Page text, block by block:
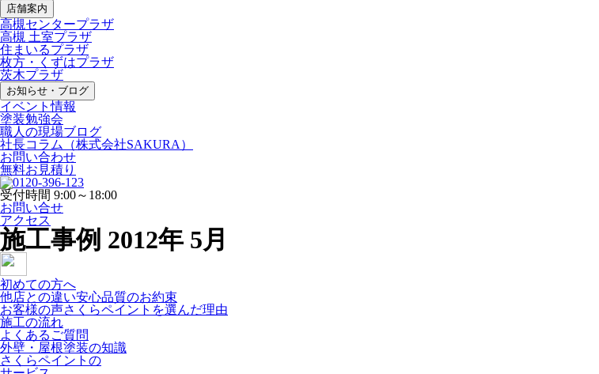
店舗案内
高槻センタープラザ
高槻 土室プラザ
住まいるプラザ
枚方・くずはプラザ
茨木プラザ
お知らせ・ブログ
イベント情報
塗装勉強会
職人の現場ブログ
社長コラム
（株式会社SAKURA）
お問い合わせ
無料お見積り
受付時間 9:00～18:00
お問い合せ
アクセス
施工事例 2012年 5月
初めての方へ
他店との違い安心品質のお約束
お客様の声さくらペイントを選んだ理由
施工の流れ
よくあるご質問
外壁・屋根塗装の知識
さくらペイントの